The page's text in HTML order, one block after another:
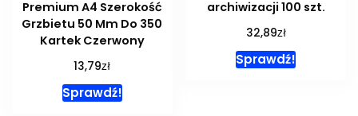
Premium A4 Szerokość
Grzbietu 50 Mm Do 350
Kartek Czerwony
13,79zł
Sprawdź!
archiwizacji 100 szt.
32,89zł
Sprawdź!